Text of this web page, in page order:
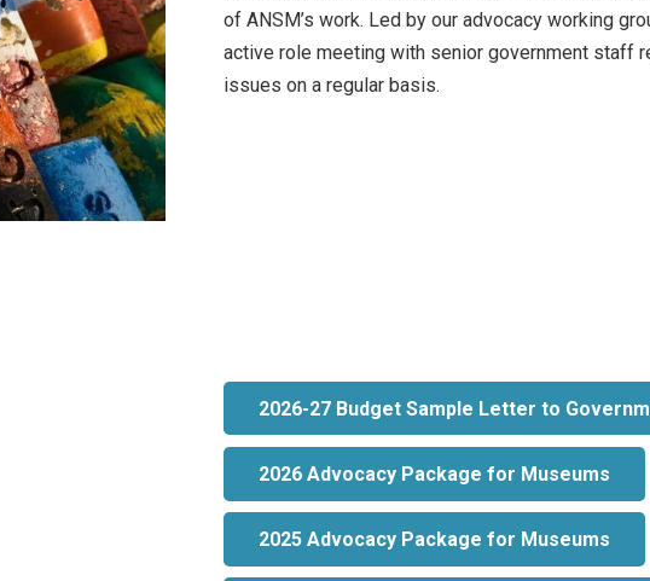
of ANSM’s work. Led by our advocacy working
active role meeting with senior government staff
issues on a regular basis.
2026-27 Budget Sample Letter to
2026 Advocacy Package for Museums
2025 Advocacy Package for Museums